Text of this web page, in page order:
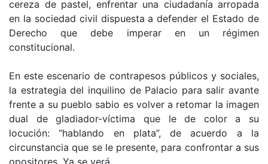
cereza de pastel, enfrentar una ciudadanía arropada
en la sociedad civil dispuesta a defender el Estado de
Derecho que debe imperar en un régimen
constitucional.
En este escenario de contrapesos públicos y sociales,
la estrategia del inquilino de Palacio para salir avante
frente a su pueblo sabio es volver a retomar la imagen
dual de gladiador-víctima que le de color a su
locución: “hablando en plata”, de acuerdo a la
circunstancia que se le presente, para confrontar a sus
opositores. Ya se verá.